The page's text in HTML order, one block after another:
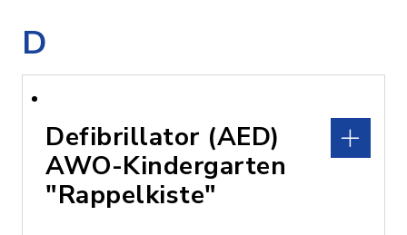
D
Defibrillator (AED)
AWO-Kindergarten
"Rappelkiste"